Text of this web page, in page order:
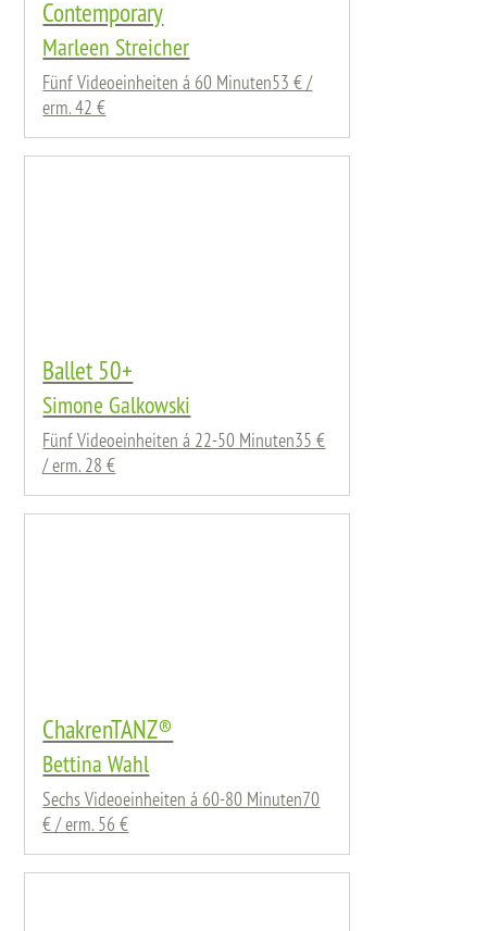
Contemporary
Marleen Streicher
Fünf Videoeinheiten á 60 Minuten53 € /
erm. 42 €
Ballet 50+
Simone Galkowski
Fünf Videoeinheiten á 22-50 Minuten35 €
/ erm. 28 €
ChakrenTANZ®
Bettina Wahl
Sechs Videoeinheiten á 60-80 Minuten70
€ / erm. 56 €